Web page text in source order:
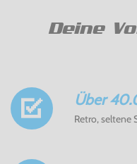
Deine
Über
Retro, seltene